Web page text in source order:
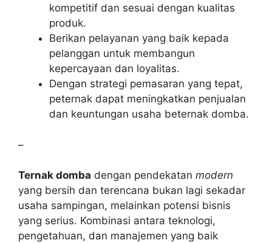
kompetitif dan sesuai dengan kualitas
produk.
Berikan pelayanan yang baik kepada
pelanggan untuk membangun
kepercayaan dan loyalitas.
Dengan strategi pemasaran yang tepat,
peternak dapat meningkatkan penjualan
dan keuntungan usaha beternak domba.
–
Ternak domba dengan pendekatan modern
yang bersih dan terencana bukan lagi sekadar
usaha sampingan, melainkan potensi bisnis
yang serius. Kombinasi antara teknologi,
pengetahuan, dan manajemen yang baik